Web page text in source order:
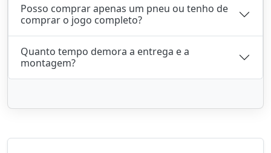
Posso comprar apenas um pneu ou tenho de
comprar o jogo completo?
Quanto tempo demora a entrega e a
montagem?